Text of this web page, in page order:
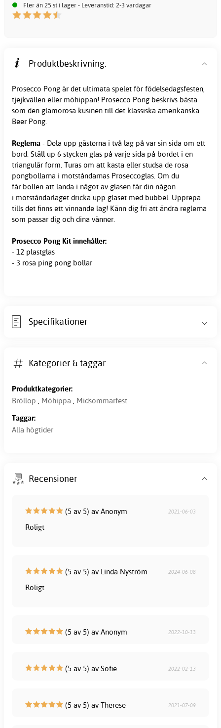
Fler än 25 st i lager - Leveranstid: 2-3 vardagar
Produktbeskrivning:
Prosecco Pong är det ultimata spelet för födelsedagsfesten,
tjejkvällen eller möhippan! Prosecco Pong beskrivs bästa
som den glamorösa kusinen till det klassiska amerikanska
Beer Pong.
Reglerna - Dela upp gästerna i två lag på var sin sida om ett
bord. Ställ up 6 stycken glas på varje sida på bordet i en
triangulär form. Turas om att kasta eller studsa de rosa
pongbollarna i motståndarnas Proseccoglas. Om du
får bollen att landa i något av glasen får din någon
i motståndarlaget dricka upp glaset med bubbel. Upprepa
tills det finns ett vinnande lag! Känn dig fri att ändra reglerna
som passar dig och dina vänner.
Prosecco Pong Kit innehåller:
- 12 plastglas
- 3 rosa ping pong bollar
Specifikationer
Kategorier & taggar
Produktkategorier:
Bröllop , Möhippa , Midsommarfest
Taggar:
Alla högtider
Recensioner
(5 av 5) av Anonym 2021-06-03
Roligt
(5 av 5) av Linda Nyström 2024-06-08
Roligt
(5 av 5) av Anonym 2022-10-13
(5 av 5) av Sofie 2022-02-13
(5 av 5) av Therese 2021-07-09